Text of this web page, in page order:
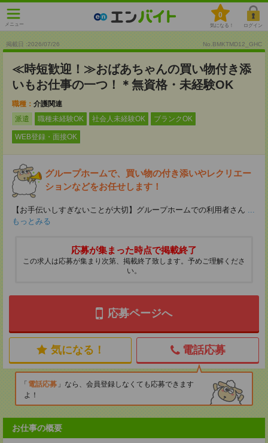
メニュー
0
気になる！ ログイン
掲載日 :2026/07/26 No.BMKTMD12_GHC
≪時短歓迎！≫おばあちゃんの買い物付き添
いもお仕事の一つ！＊無資格・未経験OK
職種： 介護関連
派遣
職種未経験OK 社会人未経験OK ブランクOK
WEB登録・面接OK
グループホームで、買い物の付き添いやレクリエー
ションなどをお任せします！
【お手伝いしすぎないことが大切】グループホームでの利用者さん ...
もっとみる
応募が集まった時点で掲載終了
この求人は応募が集まり次第、掲載終了致します。予めご理解くださ
い。
応募ページへ
気になる！ 電話応募
電話応募
なら、会員登録しなくても応募できます
よ！
お仕事の概要